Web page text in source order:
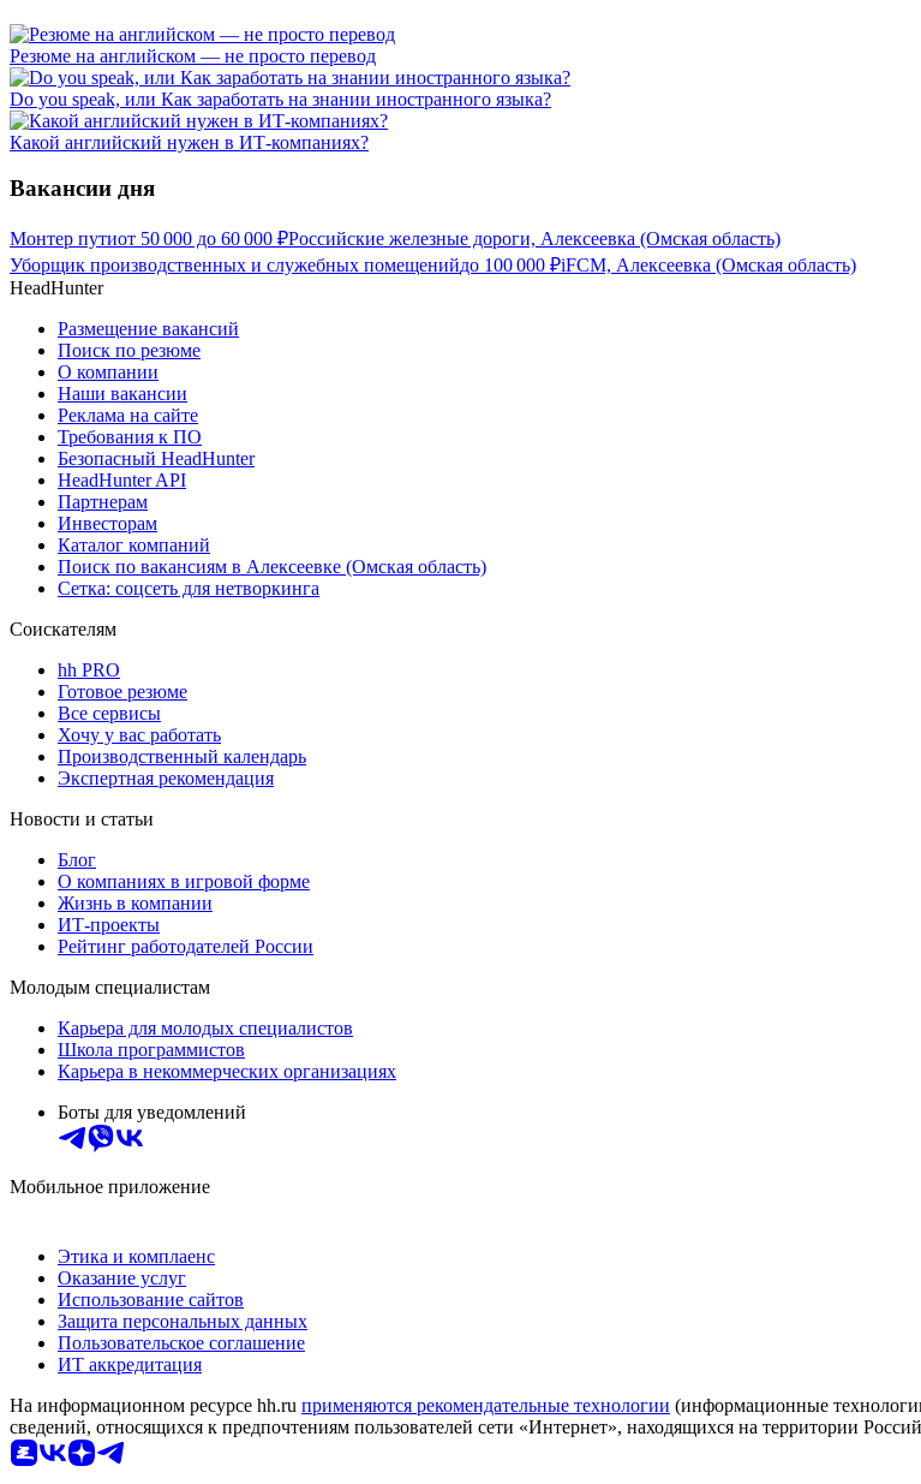
Резюме на английском — не просто перевод
Do you speak, или Как заработать на знании иностранного языка?
Какой английский нужен в ИТ-компаниях?
Вакансии дня
Монтер путиот 50 000 до 60 000 ₽Российские железные дороги, Алексеевка (Омская область)
Уборщик производственных и служебных помещенийдо 100 000 ₽iFCM, Алексеевка (Омская область)
HeadHunter
Размещение вакансий
Поиск по резюме
О компании
Наши вакансии
Реклама на сайте
Требования к ПО
Безопасный HeadHunter
HeadHunter API
Партнерам
Инвесторам
Каталог компаний
Поиск по вакансиям в Алексеевке (Омская область)
Сетка: соцсеть для нетворкинга
Соискателям
hh PRO
Готовое резюме
Все сервисы
Хочу у вас работать
Производственный календарь
Экспертная рекомендация
Новости и статьи
Блог
О компаниях в игровой форме
Жизнь в компании
ИТ-проекты
Рейтинг работодателей России
Молодым специалистам
Карьера для молодых специалистов
Школа программистов
Карьера в некоммерческих организациях
Боты для уведомлений
Мобильное приложение
Этика и комплаенс
Оказание услуг
Использование сайтов
Защита персональных данных
Пользовательское соглашение
ИТ аккредитация
На информационном ресурсе hh.ru применяются рекомендательные технологии (информационные
сведений, относящихся к предпочтениям пользователей сети «Интернет», находящихся на территории